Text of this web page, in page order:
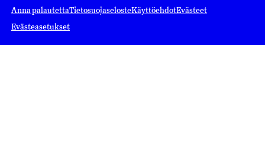
Anna palautettaTietosuojaselosteKäyttöehdotEvästeet
Evästeasetukset